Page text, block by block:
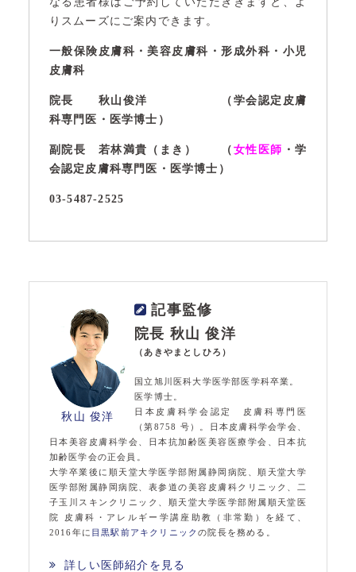
りスムーズにご案内できます。
一般保険皮膚科・美容皮膚科・形成外科・小児
皮膚科
院長 秋山俊洋 （学会認定皮膚
科専門医・医学博士）
副院長 若林満貴（まき） （ 女性医師 ・学
会認定皮膚科専門医・医学博士）
03-5487-2525
秋山 俊洋
記事監修
院長 秋山 俊洋
（あきやまとしひろ）
国立旭川医科大学医学部医学科卒業。
医学博士。
日本皮膚科学会認定 皮膚科専門医
（第8758 号）。日本皮膚科学会学会、
日本美容皮膚科学会、日本抗加齢医美容医療学会、日本抗
加齢医学会の正会員。
大学卒業後に順天堂大学医学部附属静岡病院、順天堂大学
医学部附属静岡病院、表参道の美容皮膚科クリニック、二
子玉川スキンクリニック、順天堂大学医学部附属順天堂医
院 皮膚科・アレルギー学講座助教（非常勤）を経て、
2016年に 目黒駅前アキクリニックの院長を務める。
詳しい医師紹介を見る